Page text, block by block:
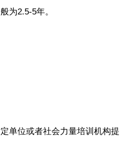
为2.5-5年。
单位或者社会力量培训机构提